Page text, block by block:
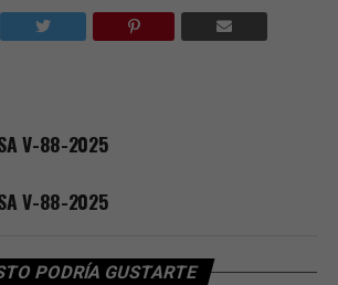
V-88-2025
V-88-2025
PODRÍA GUSTARTE